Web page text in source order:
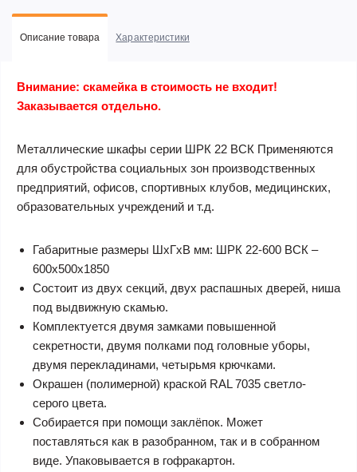
Описание товара Характеристики
Внимание: скамейка в стоимость не входит!
Заказывается отдельно.
Металлические шкафы серии ШРК 22 ВСК Применяются
для обустройства социальных зон производственных
предприятий, офисов, спортивных клубов, медицинских,
образовательных учреждений и т.д.
Габаритные размеры ШхГхВ мм: ШРК 22-600 ВСК –
600х500х1850
Состоит из двух секций, двух распашных дверей, ниша
под выдвижную скамью.
Комплектуется двумя замками повышенной
секретности, двумя полками под головные уборы,
двумя перекладинами, четырьмя крючками.
Окрашен (полимерной) краской RAL 7035 светло-
серого цвета.
Собирается при помощи заклёпок. Может
поставляться как в разобранном, так и в собранном
виде. Упаковывается в гофракартон.